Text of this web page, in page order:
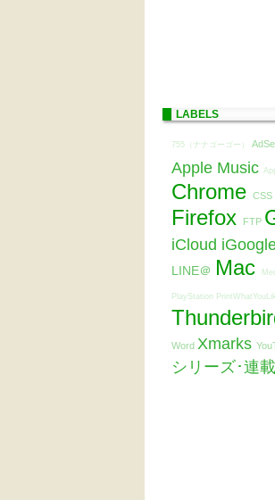
LABELS
755（ナナゴーゴー）
Apple Music
Chrome CSS
Firefox FTP
iCloud
LINE＠ Mac
PlayStation
Word Xmarks
シリーズ･連載